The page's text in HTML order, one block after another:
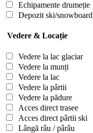
Echipamente drumeție
Depozit ski/snowboard
Vedere & Locație
Vedere la lac glaciar
Vedere la munți
Vedere la lac
Vedere la pârtii
Vedere la pădure
Acces direct trasee
Acces direct pârtii ski
Lângă râu / pârâu